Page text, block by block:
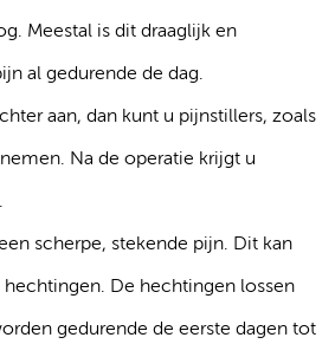
Meestal is dit draaglijk en
al gedurende de dag.
aan, dan kunt u pijnstillers, zoals
Na de operatie krijgt u
scherpe, stekende pijn. Dit kan
De hechtingen lossen
gedurende de eerste dagen tot